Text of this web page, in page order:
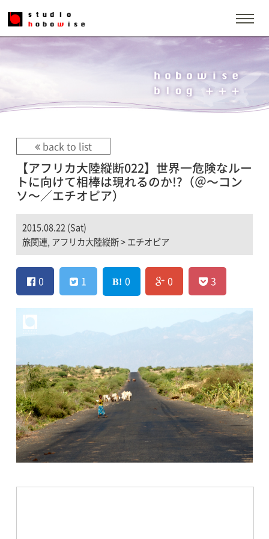
back to list
【アフリカ大陸縦断022】世界一危険なルー
トに向けて相棒は現れるのか!?（＠〜コン
ソ〜／エチオピア）
2015.08.22 (Sat)
旅関連, アフリカ大陸縦断>エチオピア
0 1 0 0 3